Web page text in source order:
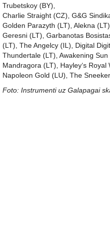
Trubetskoy (BY),
Charlie Straight (CZ), G&G
Golden Parazyth (LT), Alekna
Geresni (LT), Garbanotas
(LT), The Angelcy (IL), Digital
Thundertale (LT), Awakening
Mandragora (LT), Hayley‘s Royal
Napoleon Gold (LU), The
Foto: Instrumenti uz Galapagai